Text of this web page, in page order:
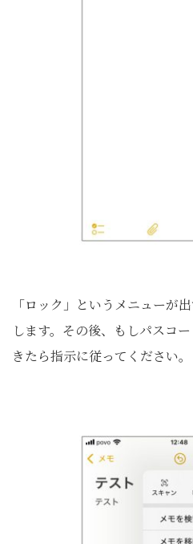
「ロック」というメニューが
します。その後、もしパスコ
きたら指示に従ってください。